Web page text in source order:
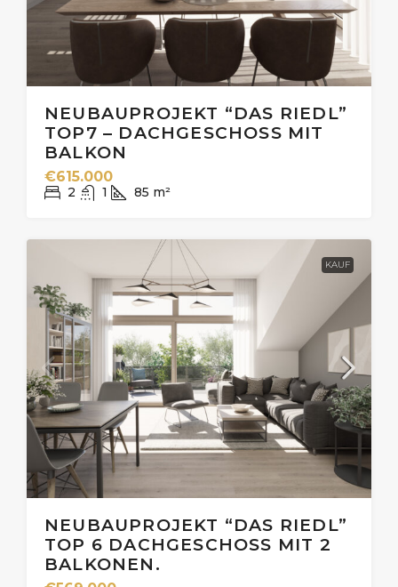
NEUBAUPROJEKT “DAS RIEDL”
TOP7 – DACHGESCHOSS MIT
BALKON
€615.000
2 1 85 m²
KAUF
NEUBAUPROJEKT “DAS RIEDL”
TOP 6 DACHGESCHOSS MIT 2
BALKONEN.